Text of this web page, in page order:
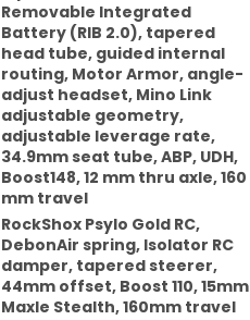
Removable Integrated
Battery (RIB 2.0), tapered
head tube, guided internal
routing, Motor Armor, angle-
adjust headset, Mino Link
adjustable geometry,
adjustable leverage rate,
34.9mm seat tube, ABP, UDH,
Boost148, 12 mm thru axle, 160
mm travel
RockShox Psylo Gold RC,
DebonAir spring, Isolator RC
damper, tapered steerer,
44mm offset, Boost 110, 15mm
Maxle Stealth, 160mm travel